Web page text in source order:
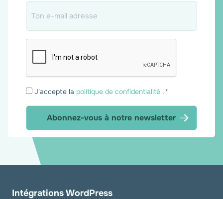
Email
Consentement
J'accepte la politique de confidentialité . *
Intégrations WordPress